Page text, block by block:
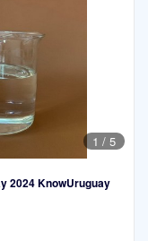
1 / 5
2024 KnowUruguay